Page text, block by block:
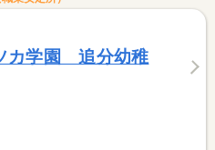
カ学園 追分幼稚